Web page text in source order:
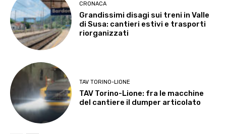
CRONACA
Grandissimi disagi sui treni in Valle
di Susa: cantieri estivi e trasporti
riorganizzati
TAV TORINO-LIONE
TAV Torino-Lione: fra le macchine
del cantiere il dumper articolato